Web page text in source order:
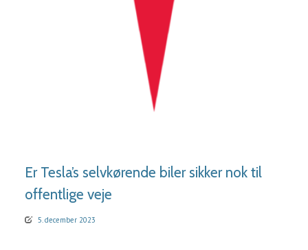
Er Tesla’s selvkørende biler sikker nok til
offentlige veje
5. december 2023